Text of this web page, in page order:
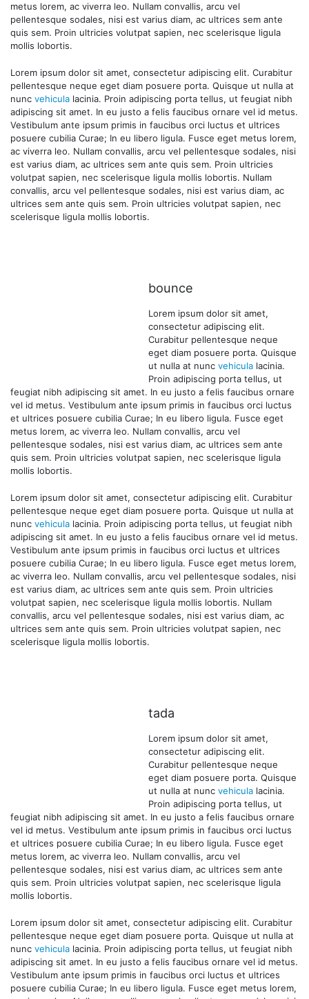
metus lorem, ac viverra leo. Nullam convallis, arcu vel
pellentesque sodales, nisi est varius diam, ac ultrices sem ante
quis sem. Proin ultricies volutpat sapien, nec scelerisque ligula
mollis lobortis.
Lorem ipsum dolor sit amet, consectetur adipiscing elit. Curabitur
pellentesque neque eget diam posuere porta. Quisque ut nulla at
nunc vehicula lacinia. Proin adipiscing porta tellus, ut feugiat nibh
adipiscing sit amet. In eu justo a felis faucibus ornare vel id metus.
Vestibulum ante ipsum primis in faucibus orci luctus et ultrices
posuere cubilia Curae; In eu libero ligula. Fusce eget metus lorem,
ac viverra leo. Nullam convallis, arcu vel pellentesque sodales, nisi
est varius diam, ac ultrices sem ante quis sem. Proin ultricies
volutpat sapien, nec scelerisque ligula mollis lobortis. Nullam
convallis, arcu vel pellentesque sodales, nisi est varius diam, ac
ultrices sem ante quis sem. Proin ultricies volutpat sapien, nec
scelerisque ligula mollis lobortis.
bounce
Lorem ipsum dolor sit amet,
consectetur adipiscing elit.
Curabitur pellentesque neque
eget diam posuere porta. Quisque
ut nulla at nunc vehicula lacinia.
Proin adipiscing porta tellus, ut
feugiat nibh adipiscing sit amet. In eu justo a felis faucibus ornare
vel id metus. Vestibulum ante ipsum primis in faucibus orci luctus
et ultrices posuere cubilia Curae; In eu libero ligula. Fusce eget
metus lorem, ac viverra leo. Nullam convallis, arcu vel
pellentesque sodales, nisi est varius diam, ac ultrices sem ante
quis sem. Proin ultricies volutpat sapien, nec scelerisque ligula
mollis lobortis.
Lorem ipsum dolor sit amet, consectetur adipiscing elit. Curabitur
pellentesque neque eget diam posuere porta. Quisque ut nulla at
nunc vehicula lacinia. Proin adipiscing porta tellus, ut feugiat nibh
adipiscing sit amet. In eu justo a felis faucibus ornare vel id metus.
Vestibulum ante ipsum primis in faucibus orci luctus et ultrices
posuere cubilia Curae; In eu libero ligula. Fusce eget metus lorem,
ac viverra leo. Nullam convallis, arcu vel pellentesque sodales, nisi
est varius diam, ac ultrices sem ante quis sem. Proin ultricies
volutpat sapien, nec scelerisque ligula mollis lobortis. Nullam
convallis, arcu vel pellentesque sodales, nisi est varius diam, ac
ultrices sem ante quis sem. Proin ultricies volutpat sapien, nec
scelerisque ligula mollis lobortis.
tada
Lorem ipsum dolor sit amet,
consectetur adipiscing elit.
Curabitur pellentesque neque
eget diam posuere porta. Quisque
ut nulla at nunc vehicula lacinia.
Proin adipiscing porta tellus, ut
feugiat nibh adipiscing sit amet. In eu justo a felis faucibus ornare
vel id metus. Vestibulum ante ipsum primis in faucibus orci luctus
et ultrices posuere cubilia Curae; In eu libero ligula. Fusce eget
metus lorem, ac viverra leo. Nullam convallis, arcu vel
pellentesque sodales, nisi est varius diam, ac ultrices sem ante
quis sem. Proin ultricies volutpat sapien, nec scelerisque ligula
mollis lobortis.
Lorem ipsum dolor sit amet, consectetur adipiscing elit. Curabitur
pellentesque neque eget diam posuere porta. Quisque ut nulla at
nunc vehicula lacinia. Proin adipiscing porta tellus, ut feugiat nibh
adipiscing sit amet. In eu justo a felis faucibus ornare vel id metus.
Vestibulum ante ipsum primis in faucibus orci luctus et ultrices
posuere cubilia Curae; In eu libero ligula. Fusce eget metus lorem,